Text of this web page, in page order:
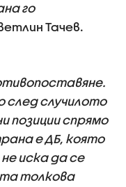
го
Тачев.
случилото
позиции спрямо
е ДБ, която
иска да се
толкова